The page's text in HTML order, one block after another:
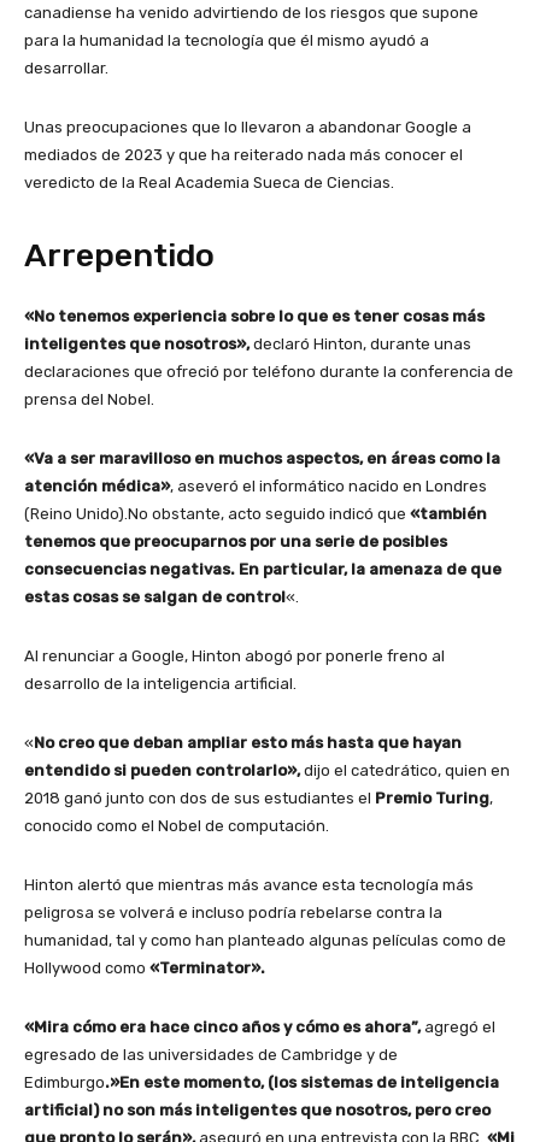
canadiense ha venido advirtiendo de los riesgos que supone
para la humanidad la tecnología que él mismo ayudó a
desarrollar.
Unas preocupaciones que lo llevaron a abandonar Google a
mediados de 2023 y que ha reiterado nada más conocer el
veredicto de la Real Academia Sueca de Ciencias.
Arrepentido
«No tenemos experiencia sobre lo que es tener cosas más
inteligentes que nosotros»,declaró Hinton, durante unas
declaraciones que ofreció por teléfono durante la conferencia de
prensa del Nobel.
«Va a ser maravilloso en muchos aspectos, en áreas como la
atención médica», aseveró el informático nacido en Londres
(Reino Unido).No obstante, acto seguido indicó que «también
tenemos que preocuparnos por una serie de posibles
consecuencias negativas. En particular, la amenaza de que
estas cosas se salgan de control«.
Al renunciar a Google, Hinton abogó por ponerle freno al
desarrollo de la inteligencia artificial.
«No creo que deban ampliar esto más hasta que hayan
entendido si pueden controlarlo»,dijo el catedrático, quien en
2018 ganó junto con dos de sus estudiantes el Premio Turing,
conocido como el Nobel de computación.
Hinton alertó que mientras más avance esta tecnología más
peligrosa se volverá e incluso podría rebelarse contra la
humanidad, tal y como han planteado algunas películas como de
Hollywood como «Terminator».
«Mira cómo era hace cinco años y cómo es ahora”,agregó el
egresado de las universidades de Cambridge y de
Edimburgo.»En este momento, (los sistemas de inteligencia
artificial) no son más inteligentes que nosotros, pero creo
que pronto lo serán»,aseguró en una entrevista con la BBC. «Mi